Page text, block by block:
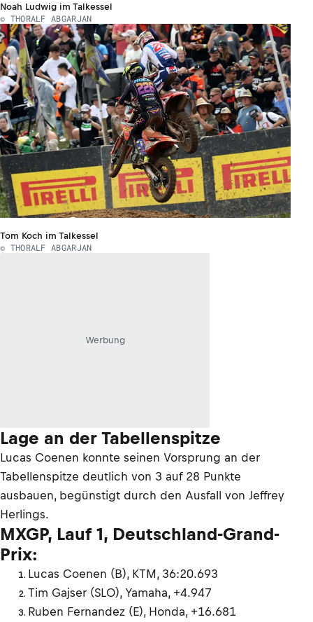
Noah Ludwig im Talkessel
© THORALF ABGARJAN
Tom Koch im Talkessel
© THORALF ABGARJAN
Werbung
Lage an der Tabellenspitze
Lucas Coenen konnte seinen Vorsprung an der
Tabellenspitze deutlich von 3 auf 28 Punkte
ausbauen, begünstigt durch den Ausfall von Jeffrey
Herlings.
MXGP, Lauf 1, Deutschland-Grand-
Prix:
Lucas Coenen (B), KTM, 36:20.693
Tim Gajser (SLO), Yamaha, +4.947
Ruben Fernandez (E), Honda, +16.681